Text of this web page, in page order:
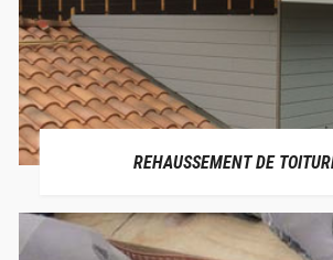
REHAUSSEMENT DE